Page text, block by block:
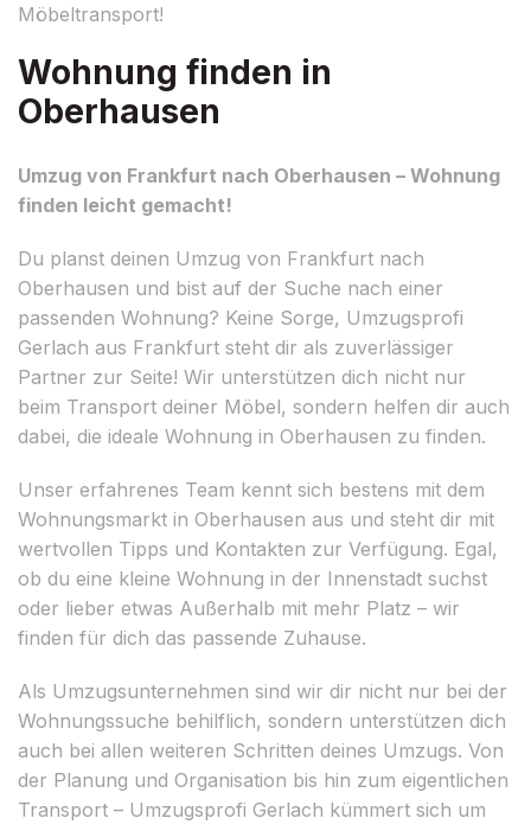
Möbeltransport!
Wohnung finden in
Oberhausen
Umzug von Frankfurt nach Oberhausen – Wohnung
finden leicht gemacht!
Du planst deinen Umzug von Frankfurt nach
Oberhausen und bist auf der Suche nach einer
passenden Wohnung? Keine Sorge, Umzugsprofi
Gerlach aus Frankfurt steht dir als zuverlässiger
Partner zur Seite! Wir unterstützen dich nicht nur
beim Transport deiner Möbel, sondern helfen dir auch
dabei, die ideale Wohnung in Oberhausen zu finden.
Unser erfahrenes Team kennt sich bestens mit dem
Wohnungsmarkt in Oberhausen aus und steht dir mit
wertvollen Tipps und Kontakten zur Verfügung. Egal,
ob du eine kleine Wohnung in der Innenstadt suchst
oder lieber etwas Außerhalb mit mehr Platz – wir
finden für dich das passende Zuhause.
Als Umzugsunternehmen sind wir dir nicht nur bei der
Wohnungssuche behilflich, sondern unterstützen dich
auch bei allen weiteren Schritten deines Umzugs. Von
der Planung und Organisation bis hin zum eigentlichen
Transport – Umzugsprofi Gerlach kümmert sich um